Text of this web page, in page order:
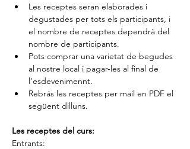
Les receptes seran elaborades i
degustades per tots els participants, i
el nombre de receptes dependrà del
nombre de participants.
Pots comprar una varietat de begudes
al nostre local i pagar-les al final de
l'esdevenimennt.
Rebrás les receptes per mail en PDF el
següent dilluns.
Les receptes del curs:
Entrants: